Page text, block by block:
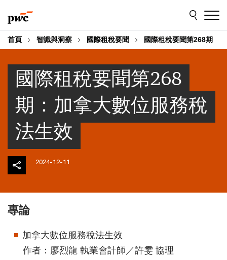
to
content
to
footer
首頁 智識與洞察 國際租稅要聞 國際租稅要聞第268期
國際租稅要聞第268
期：加拿大數位服務稅
法生效
2024-12-11
專論
加拿大數位服務稅法生效
作者：廖烈龍 執業會計師／許雯 協理